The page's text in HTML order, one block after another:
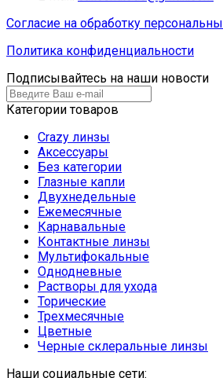
Согласие на обработку
Политика конфиденциальности
Подписывайтесь на наши новости
Категории товаров
Crazy линзы
Аксессуары
Без категории
Глазные капли
Двухнедельные
Ежемесячные
Карнавальные
Контактные линзы
Мультифокальные
Однодневные
Растворы для ухода
Торические
Трехмесячные
Цветные
Черные склеральные линзы
Наши социальные сети: